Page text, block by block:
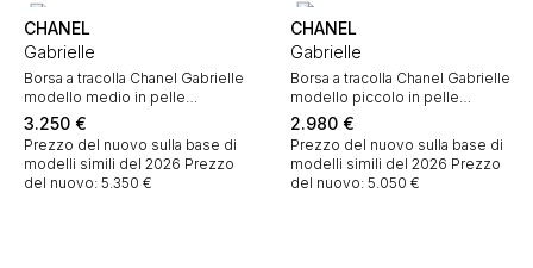
CHANEL
Gabrielle
Borsa a tracolla Chanel Gabrielle
modello medio in pelle
trapuntata blu marino e pelle
liscia nera
3.250 €
Prezzo del nuovo sulla base di
modelli simili del 2026 Prezzo
del nuovo: 5.350 €
CHANEL
Gabrielle
Borsa a tracolla Chanel Gabrielle
modello piccolo in pelle
trapuntata dorata
2.980 €
Prezzo del nuovo sulla base di
modelli simili del 2026 Prezzo
del nuovo: 5.050 €